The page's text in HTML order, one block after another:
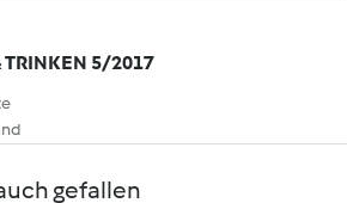
TRINKEN 5/2017
gefallen